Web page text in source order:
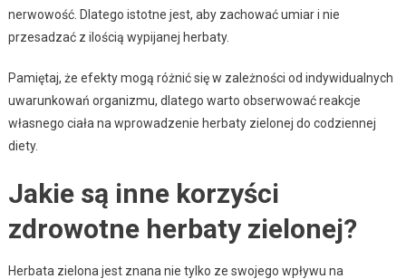
nerwowość. Dlatego istotne jest, aby zachować umiar i nie
przesadzać z ilością wypijanej herbaty.
Pamiętaj, że efekty mogą różnić się w zależności od indywidualnych
uwarunkowań organizmu, dlatego warto obserwować reakcje
własnego ciała na wprowadzenie herbaty zielonej do codziennej
diety.
Jakie są inne korzyści
zdrowotne herbaty zielonej?
Herbata zielona jest znana nie tylko ze swojego wpływu na